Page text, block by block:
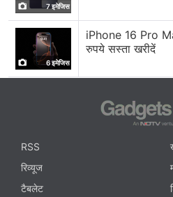
7 इमेजिस
6 इमेजिस
iPhone 16 Pro
रुपये सस्ता खरीदें
RSS
रिव्यूज
टैबलेट